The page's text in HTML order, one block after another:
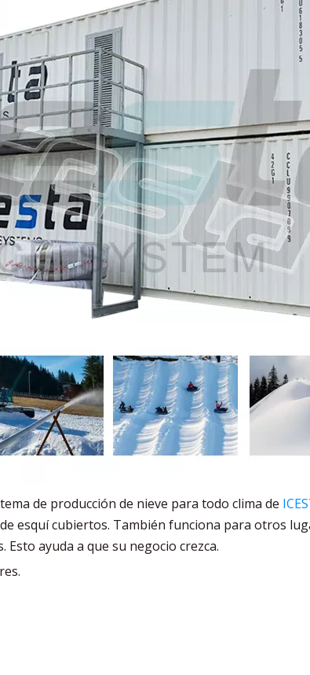
de producción de nieve para todo clima de
esquí cubiertos. También funciona para otros
ayuda a que su negocio crezca.